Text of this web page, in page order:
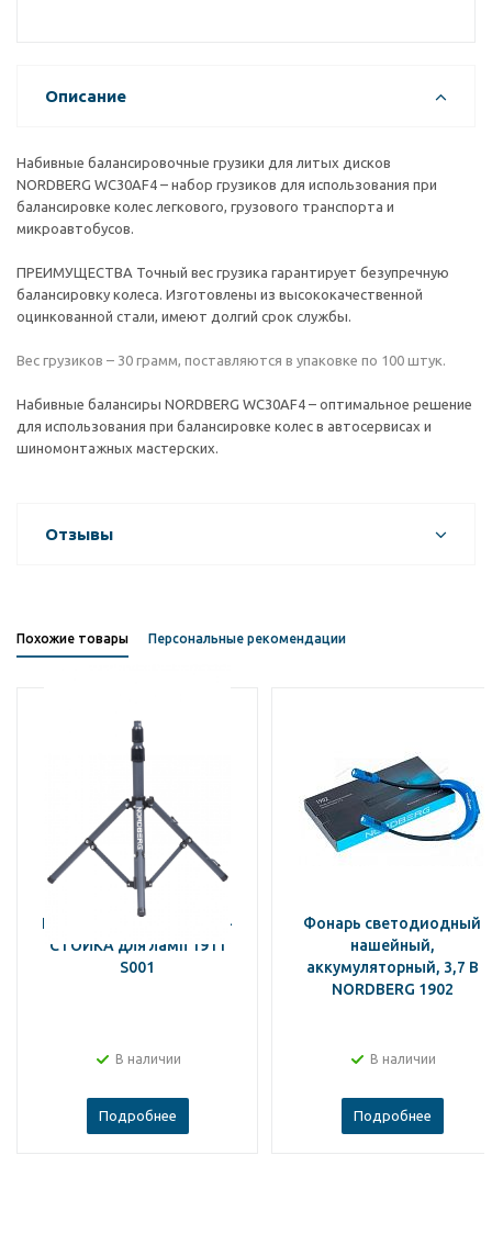
Описание
Набивные балансировочные грузики для литых дисков
NORDBERG WC30AF4 – набор грузиков для использования при
балансировке колес легкового, грузового транспорта и
микроавтобусов.
ПРЕИМУЩЕСТВА Точный вес грузика гарантирует безупречную
балансировку колеса. Изготовлены из высококачественной
оцинкованной стали, имеют долгий срок службы.
Вес грузиков – 30 грамм, поставляются в упаковке по 100 штук.
Набивные балансиры NORDBERG WC30AF4 – оптимальное решение
для использования при балансировке колес в автосервисах и
шиномонтажных мастерских.
Отзывы
Похожие товары Персональные рекомендации
NORDBERG ДЕРЖАТЕЛЬ-
СТОЙКА для ламп 1911
S001
В наличии
Подробнее
Фонарь светодиодный
нашейный,
аккумуляторный, 3,7 В
NORDBERG 1902
В наличии
Подробнее